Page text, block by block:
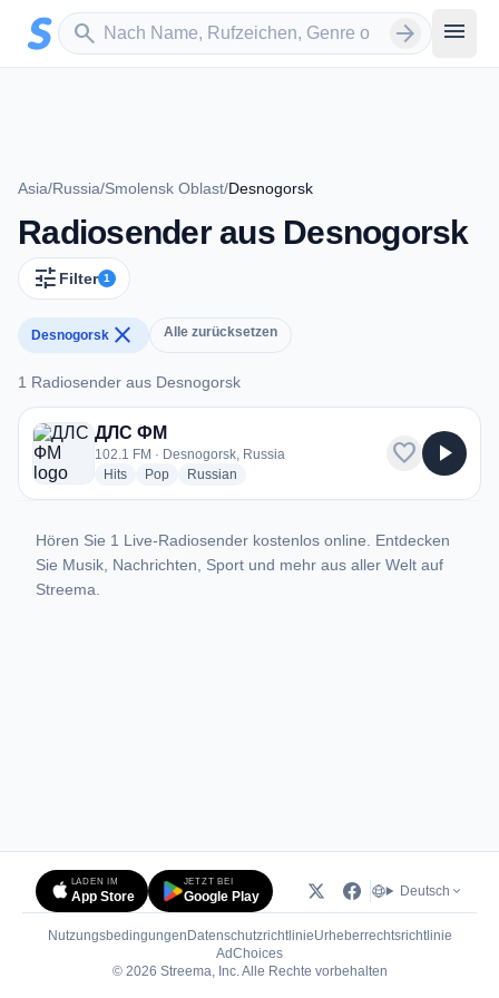
Zum Hauptinhalt springen
search
Sender suchen arrow_forward menu
Asia/Russia/Smolensk Oblast/Desnogorsk
Radiosender aus Desnogorsk
tune Filter 1
Desnogorsk close Alle zurücksetzen
1 Radiosender aus Desnogorsk
1 Radiosender aus Desnogorsk
ДЛС ФМ
102.1 FM · Desnogorsk, Russia
Hitsradio stations
Popradio stations
Russian
favorite play_arrow
Hören Sie 1 Live-Radiosender kostenlos online. Entdecken
Sie Musik, Nachrichten, Sport und mehr aus aller Welt auf
Streema.
LADEN IM
App Store
JETZT BEI
Google Play Deutsch
Nutzungsbedingungen DatenschutzrichtlinieUrheberrechtsrichtlinie
AdChoices(öffnet in neuem Tab)
© 2026 Streema, Inc. Alle Rechte vorbehalten